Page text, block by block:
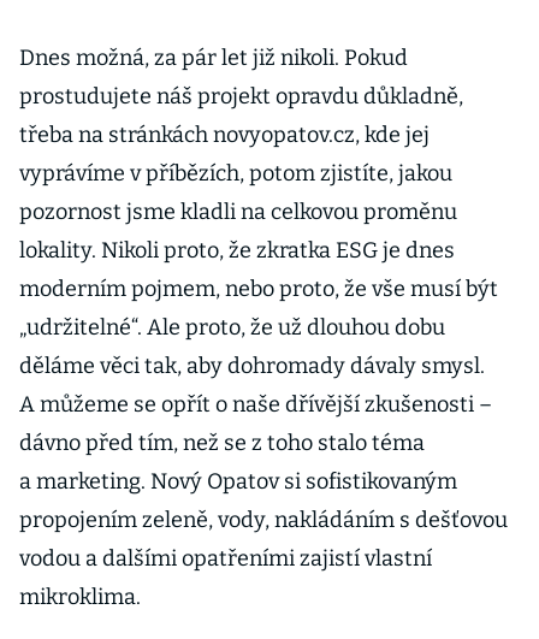
Dnes možná, za pár let již nikoli. Pokud
prostudujete náš projekt opravdu důkladně,
třeba na stránkách novyopatov.cz, kde jej
vyprávíme v příbězích, potom zjistíte, jakou
pozornost jsme kladli na celkovou proměnu
lokality. Nikoli proto, že zkratka ESG je dnes
moderním pojmem, nebo proto, že vše musí být
„udržitelné“. Ale proto, že už dlouhou dobu
děláme věci tak, aby dohromady dávaly smysl.
A můžeme se opřít o naše dřívější zkušenosti –
dávno před tím, než se z toho stalo téma
a marketing. Nový Opatov si sofistikovaným
propojením zeleně, vody, nakládáním s dešťovou
vodou a dalšími opatřeními zajistí vlastní
mikroklima.